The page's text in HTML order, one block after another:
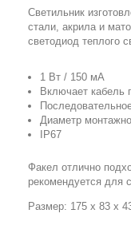
Светильник
стали, акрила и
светодиод теплого
1 Вт / 150 мА
Включает кабель
Диаметр
IP67
Факел отлично
рекомендуется для
Размер: 175 x 83 x